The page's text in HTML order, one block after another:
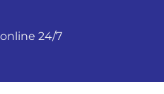
24/7